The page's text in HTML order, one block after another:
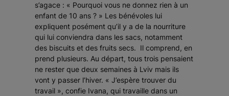
s’agace : « Pourquoi vous ne donnez rien à un
enfant de 10 ans ? » Les bénévoles lui
expliquent posément qu’il y a de la nourriture
qui lui conviendra dans les sacs, notamment
des biscuits et des fruits secs. Il comprend, en
prend plusieurs. Au départ, tous trois pensaient
ne rester que deux semaines à Lviv mais ils
vont y passer l’hiver. « J’espère trouver du
travail », confie Ivana, qui travaille dans un